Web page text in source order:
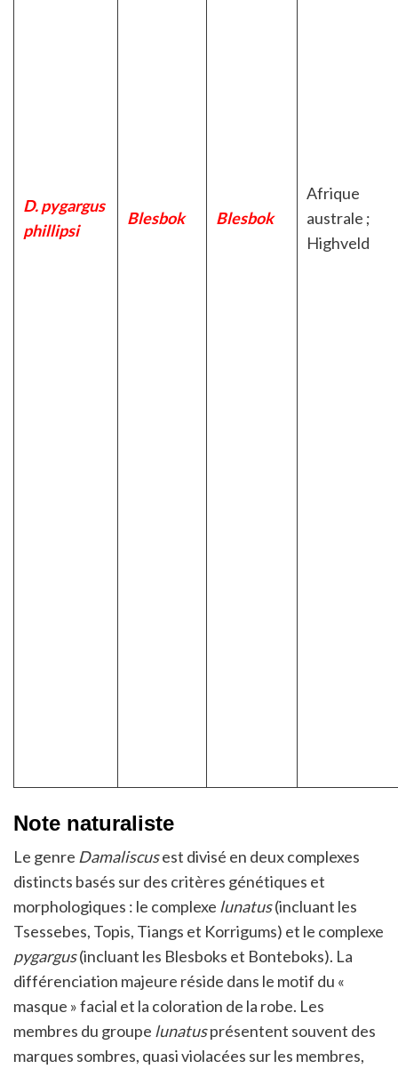
D. pygargus
phillipsi
Blesbok Blesbok
Afrique
australe ;
Highveld
Note naturaliste
Le genre Damaliscusest divisé en deux complexes
distincts basés sur des critères génétiques et
morphologiques : le complexe lunatus(incluant les
Tsessebes, Topis, Tiangs et Korrigums) et le complexe
pygargus(incluant les Blesboks et Bonteboks). La
différenciation majeure réside dans le motif du «
masque » facial et la coloration de la robe. Les
membres du groupe lunatusprésentent souvent des
marques sombres, quasi violacées sur les membres,